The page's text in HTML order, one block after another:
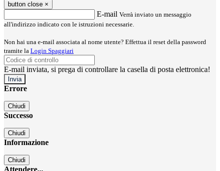
button close ×
E-mail Verrà inviato un messaggio
all'indirizzo indicato con le istruzioni necessarie.
Non hai una e-mail associata al nome utente? Effettua il reset della password
tramite la Login Spaggiari
E-mail inviata, si prega di controllare la casella di posta elettronica!
Errore
Chiudi
Successo
Chiudi
Informazione
Chiudi